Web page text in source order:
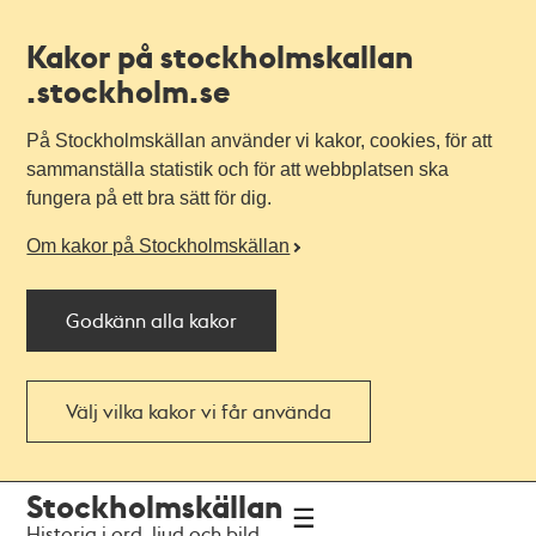
Kakor på stockholmskallan
.stockholm.se
På Stockholmskällan använder vi kakor, cookies, för att
sammanställa statistik och för att webbplatsen ska
fungera på ett bra sätt för dig.
Om kakor på Stockholmskällan
Godkänn alla kakor
Välj vilka kakor vi får använda
navigationen
huvudinnehållet
Stockholmskällan